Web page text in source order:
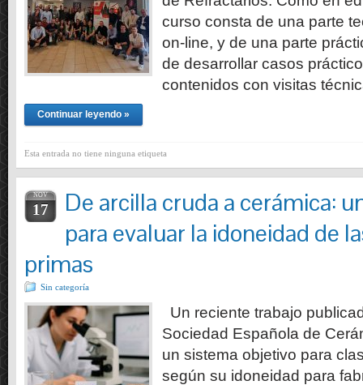
curso consta de una parte
on-line, y de una parte
de desarrollar casos
contenidos con visitas
Continuar leyendo »
Esta entrada no tiene ninguna etiqueta
NOV
17
De arcilla cruda a cerámica:
para evaluar la idoneidad de
primas
Sin categoría
Un reciente trabajo
Sociedad Española de
un sistema objetivo para
según su idoneidad para